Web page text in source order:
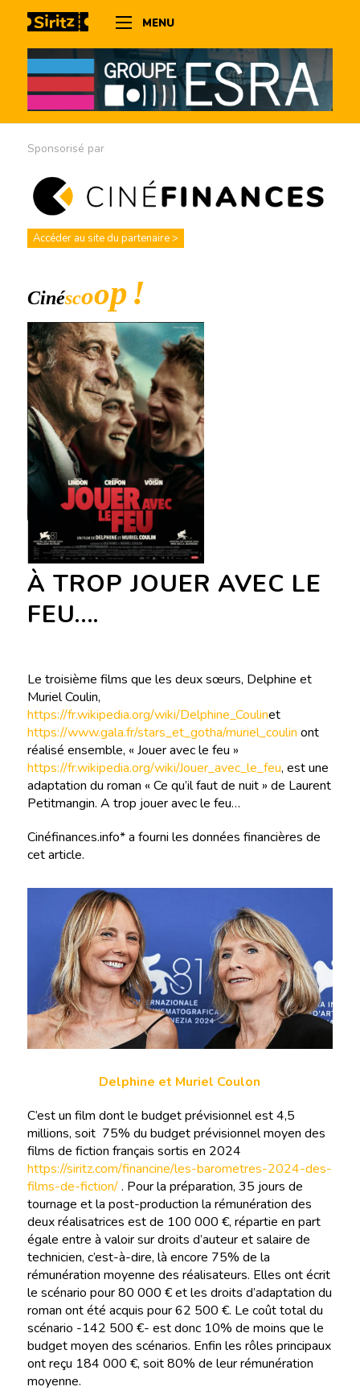
MENU
Sponsorisé par
Accéder au site du partenaire >
À TROP JOUER AVEC LE
FEU….
Le troisième films que les deux sœurs, Delphine et
Muriel Coulin,
https://fr.wikipedia.org/wiki/Delphine_Coulinet
https://www.gala.fr/stars_et_gotha/muriel_coulin ont
réalisé ensemble, « Jouer avec le feu »
https://fr.wikipedia.org/wiki/Jouer_avec_le_feu, est une
adaptation du roman « Ce qu’il faut de nuit » de Laurent
Petitmangin. A trop jouer avec le feu…
Cinéfinances.info* a fourni les données financières de
cet article.
Delphine et Muriel Coulon
C’est un film dont le budget prévisionnel est 4,5
millions, soit 75% du budget prévisionnel moyen des
films de fiction français sortis en 2024
https://siritz.com/financine/les-barometres-2024-des-
films-de-fiction/. Pour la préparation, 35 jours de
tournage et la post-production la rémunération des
deux réalisatrices est de 100 000 €, répartie en part
égale entre à valoir sur droits d’auteur et salaire de
technicien, c’est-à-dire, là encore 75% de la
rémunération moyenne des réalisateurs. Elles ont écrit
le scénario pour 80 000 € et les droits d’adaptation du
roman ont été acquis pour 62 500 €. Le coût total du
scénario -142 500 €- est donc 10% de moins que le
budget moyen des scénarios. Enfin les rôles principaux
ont reçu 184 000 €, soit 80% de leur rémunération
moyenne.